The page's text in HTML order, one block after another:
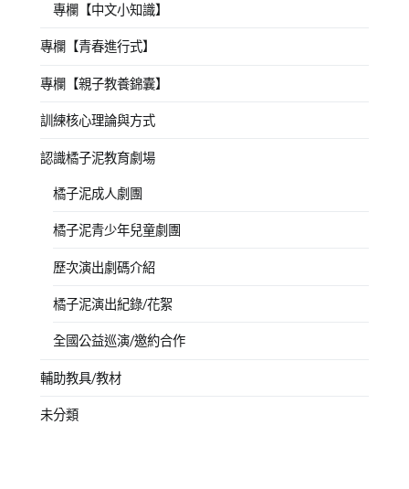
專欄【中文小知識】
專欄【青春進行式】
專欄【親子教養錦囊】
訓練核心理論與方式
認識橘子泥教育劇場
橘子泥成人劇團
橘子泥青少年兒童劇團
歷次演出劇碼介紹
橘子泥演出紀錄/花絮
全國公益巡演/邀約合作
輔助教具/教材
未分類